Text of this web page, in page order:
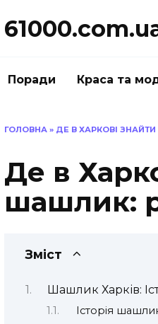
Поради Краса та
ГОЛОВНА » ДЕ В ХАРКОВІ
Де в
шашлик:
Зміст
Шашлик Харків:
Історія